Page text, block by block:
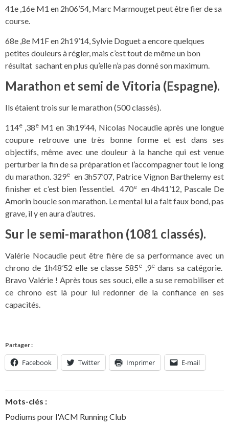
41e ,16e M1 en 2h06’54, Marc Marmouget peut être fier de sa
course.
68e ,8e M1F en 2h19’14, Sylvie Doguet a encore quelques
petites douleurs à régler, mais c’est tout de même un bon
résultat sachant en plus qu’elle n’a pas donné son maximum.
Marathon et semi de Vitoria (Espagne).
Ils étaient trois sur le marathon (500 classés).
114e ,38e M1 en 3h19’44, Nicolas Nocaudie après une longue
coupure retrouve une très bonne forme et est dans ses
objectifs, même avec une douleur à la hanche qui est venue
perturber la fin de sa préparation et l’accompagner tout le long
du marathon. 329e en 3h57’07, Patrice Vignon Barthelemy est
finisher et c’est bien l’essentiel. 470e en 4h41’12, Pascale De
Amorin boucle son marathon. Le mental lui a fait faux bond, pas
grave, il y en aura d’autres.
Sur le semi-marathon (1081 classés).
Valérie Nocaudie peut être fière de sa performance avec un
chrono de 1h48’52 elle se classe 585e ,9edans sa catégorie.
Bravo Valérie ! Après tous ses souci, elle a su se remobiliser et
ce chrono est là pour lui redonner de la confiance en ses
capacités.
Partager :
Facebook Twitter Imprimer E-mail
Mots-clés :
Podiums pour l'ACM Running Club